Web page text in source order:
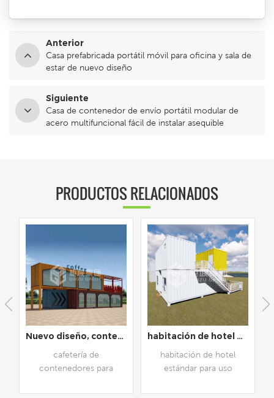
Anterior
Casa prefabricada portátil móvil para oficina y sala de
estar de nuevo diseño
Siguiente
Casa de contenedor de envío portátil modular de
acero multifuncional fácil de instalar asequible
PRODUCTOS RELACIONADOS
Nuevo diseño, contenedor de envío prefabricado de 40 pies, cafetería
cafetería de
contenedores para
comercial,.
habitación de hotel prefabricada de estilo de vida rural dúplex
habitación de hotel
estándar para uso
personalizable disponible.